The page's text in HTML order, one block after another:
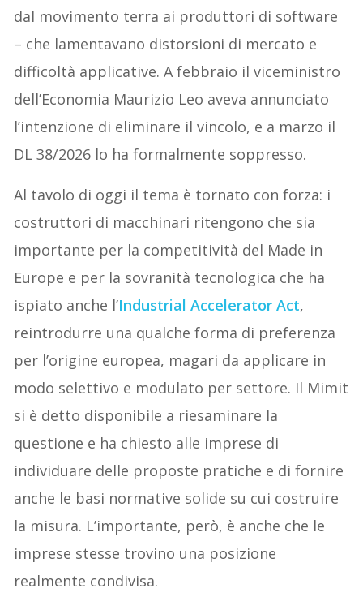
dal movimento terra ai produttori di software
– che lamentavano distorsioni di mercato e
difficoltà applicative. A febbraio il viceministro
dell’Economia Maurizio Leo aveva annunciato
l’intenzione di eliminare il vincolo, e a marzo il
DL 38/2026 lo ha formalmente soppresso.
Al tavolo di oggi il tema è tornato con forza: i
costruttori di macchinari ritengono che sia
importante per la competitività del Made in
Europe e per la sovranità tecnologica che ha
ispiato anche l’Industrial Accelerator Act,
reintrodurre una qualche forma di preferenza
per l’origine europea, magari da applicare in
modo selettivo e modulato per settore. Il Mimit
si è detto disponibile a riesaminare la
questione e ha chiesto alle imprese di
individuare delle proposte pratiche e di fornire
anche le basi normative solide su cui costruire
la misura. L’importante, però, è anche che le
imprese stesse trovino una posizione
realmente condivisa.